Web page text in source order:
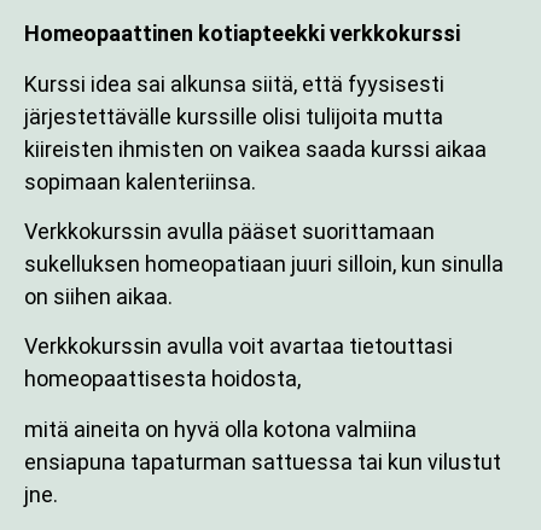
Homeopaattinen kotiapteekki verkkokurssi
Kurssi idea sai alkunsa siitä, että fyysisesti
järjestettävälle kurssille olisi tulijoita mutta
kiireisten ihmisten on vaikea saada kurssi aikaa
sopimaan kalenteriinsa.
Verkkokurssin avulla pääset suorittamaan
sukelluksen homeopatiaan juuri silloin, kun sinulla
on siihen aikaa.
Verkkokurssin avulla voit avartaa tietouttasi
homeopaattisesta hoidosta,
mitä aineita on hyvä olla kotona valmiina
ensiapuna tapaturman sattuessa tai kun vilustut
jne.